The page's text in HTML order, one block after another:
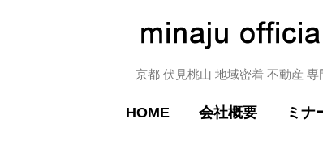
京都 伏見桃山 地域密着 不動産 専
HOME 会社概要 ミナ